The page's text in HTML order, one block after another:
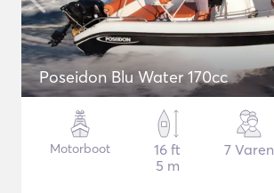
Poseidon Blu Water 170cc
Motorboot
16 ft
5 m
7 Varen